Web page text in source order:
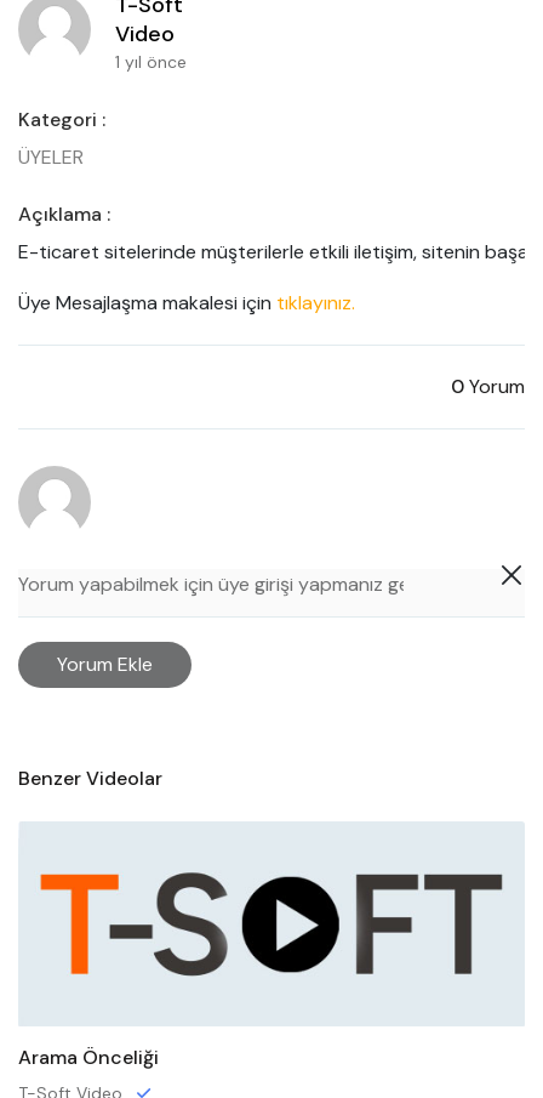
Video
1 yıl önce
Kategori :
ÜYELER
Açıklama :
E-ticaret sitelerinde müşterilerle etkili iletişim, sitenin
Üye Mesajlaşma makalesi için tıklayınız.
0Yorum
Yorum Ekle
Benzer Videolar
Arama Önceliği
T-Soft Video